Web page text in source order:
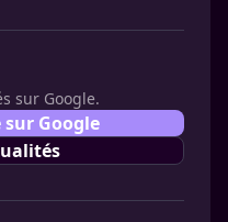
sur Google.
sur Google